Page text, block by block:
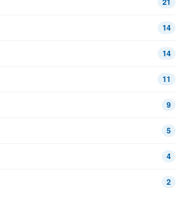
14
14
11
9
5
4
2